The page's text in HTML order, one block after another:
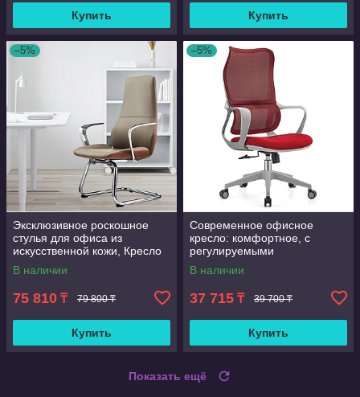
Купить Купить
–5%
Эксклюзивное роскошное
стулья для офиса из
искусственной кожи, Кресло
офисное на полозьях
В наличии
75 810 ₸ 79 800 ₸
Купить
–5%
Современное офисное
кресло: комфортное, с
регулируемыми
подлокотниками,
поворотное, сетчатое,
эргономичное, для
руководителей, с п
В наличии
37 715 ₸ 39 700 ₸
Купить
Показать ещё